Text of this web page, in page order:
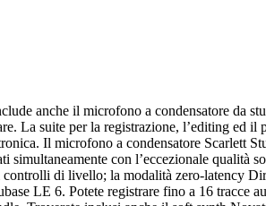
anche il microfono a condensatore
La suite per la registrazione, l’editing ed
Il microfono a condensatore Scarlett
simultaneamente con l’eccezionale
di livello; la modalità zero-latency
LE 6. Potete registrare fino a 16 tracce